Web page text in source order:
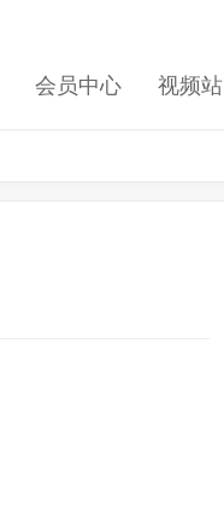
会员中心 视频站